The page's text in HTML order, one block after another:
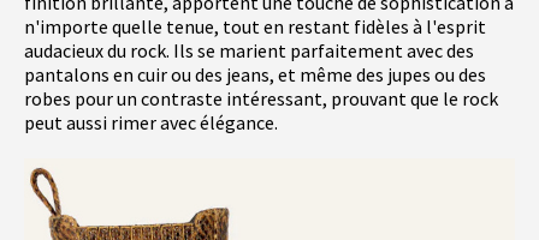
n'importe quelle tenue, tout en restant fidèles à l'esprit
audacieux du rock. Ils se marient parfaitement avec des
pantalons en cuir ou des jeans, et même des jupes ou des
robes pour un contraste intéressant, prouvant que le rock
peut aussi rimer avec élégance.